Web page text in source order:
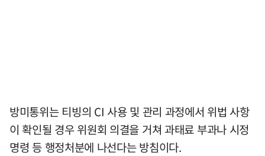
방미통위는 티빙의 CI 사용 및 관리 과정에서 위법 사항
이 확인될 경우 위원회 의결을 거쳐 과태료 부과나 시정
명령 등 행정처분에 나선다는 방침이다.